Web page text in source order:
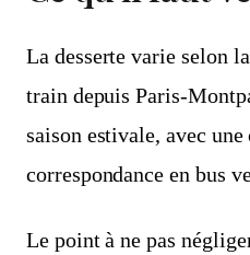
La desserte varie selon
train depuis Paris-
saison estivale, avec
correspondance en bus
Le point à ne pas